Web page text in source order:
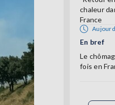
chaleur
France
En bref
Le
fois en